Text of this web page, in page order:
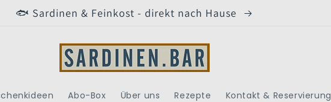
🐟 Sardinen & Feinkost - direkt nach Hause
Abo-Box Über uns Rezepte Kontakt & Reservierung